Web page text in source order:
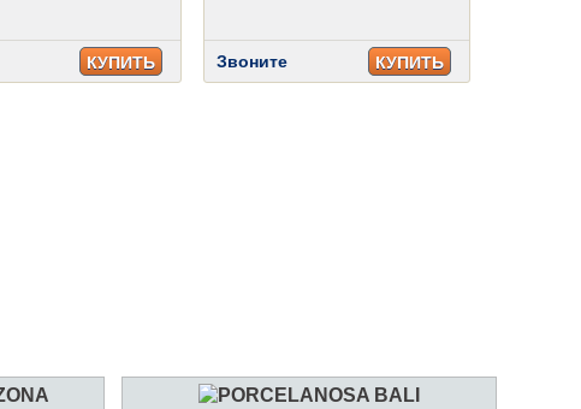
КУПИТЬ Звоните КУПИТЬ